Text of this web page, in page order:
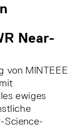
Near-
von MINTEEE
ewiges
Science-